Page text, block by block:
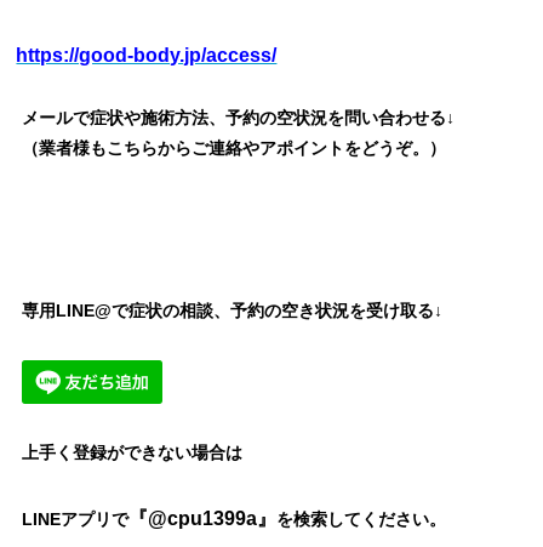
https://good-body.jp/access/
メールで症状や施術方法、予約の空状況を問い合わせる↓
（業者様もこちらからご連絡やアポイントをどうぞ。）
専用LINE@で症状の相談、予約の空き状況を受け取る↓
上手く登録ができない場合は
LINEアプリで『@cpu1399a』 を検索してください。